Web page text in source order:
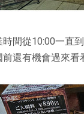
時間從10:00一直
前還有機會過來看